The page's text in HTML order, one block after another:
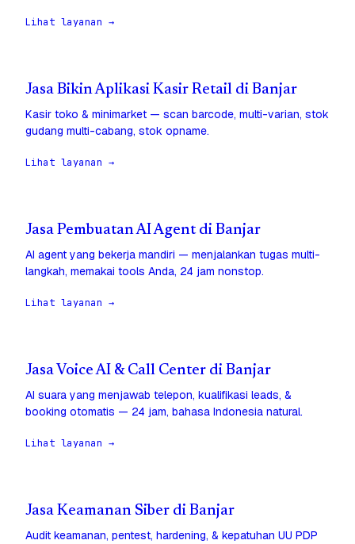
Lihat layanan →
Jasa Bikin Aplikasi Kasir Retail di Banjar
Kasir toko & minimarket — scan barcode, multi-varian, stok
gudang multi-cabang, stok opname.
Lihat layanan →
Jasa Pembuatan AI Agent di Banjar
AI agent yang bekerja mandiri — menjalankan tugas multi-
langkah, memakai tools Anda, 24 jam nonstop.
Lihat layanan →
Jasa Voice AI & Call Center di Banjar
AI suara yang menjawab telepon, kualifikasi leads, &
booking otomatis — 24 jam, bahasa Indonesia natural.
Lihat layanan →
Jasa Keamanan Siber di Banjar
Audit keamanan, pentest, hardening, & kepatuhan UU PDP